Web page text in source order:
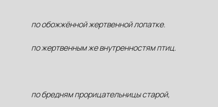
по обожжённой жертвенной лопатке.
по жертвенным же внутренностям птиц.
по бредням прорицательницы старой,